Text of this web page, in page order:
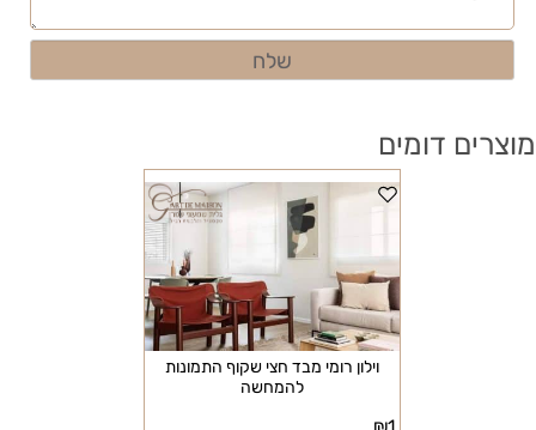
מוצרים דומים
וילון רומי מבד חצי שקוף התמונות
להמחשה